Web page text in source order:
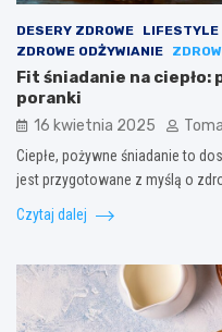
DESERY ZDROWE LIFESTYLE
ZDROWE ODŻYWIANIE
Fit śniadanie na ciepło:
poranki
16 kwietnia 2025
Ciepłe, pożywne śniadanie to
jest przygotowane z myślą o
Czytaj dalej